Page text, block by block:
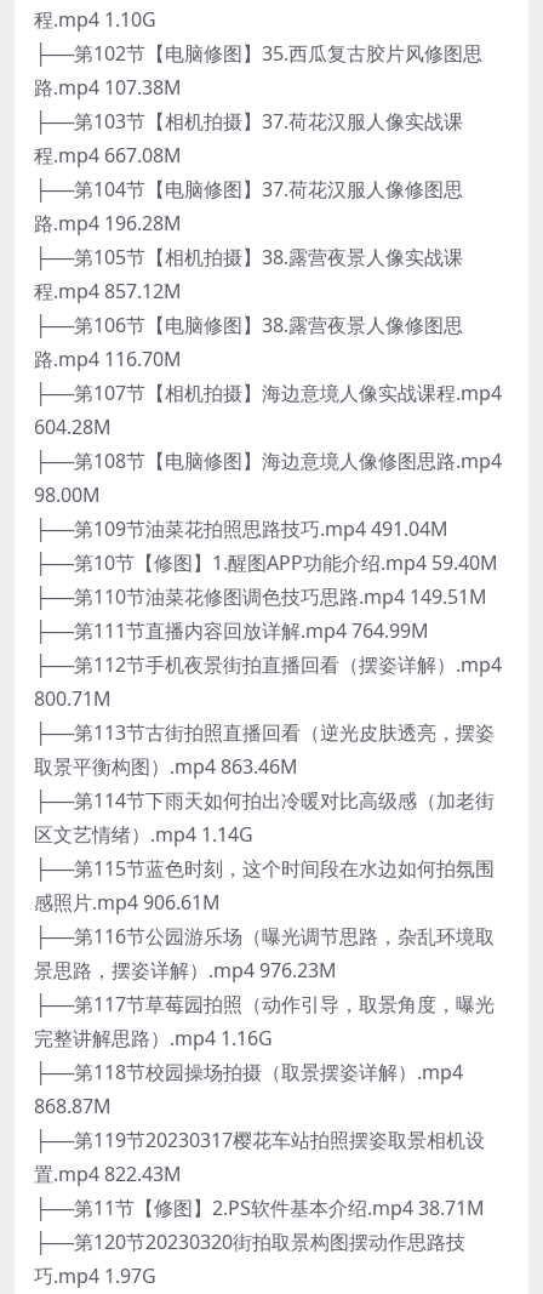
程.mp4 1.10G
├──第102节【电脑修图】35.西瓜复古胶片风修图思
路.mp4 107.38M
├──第103节【相机拍摄】37.荷花汉服人像实战课
程.mp4 667.08M
├──第104节【电脑修图】37.荷花汉服人像修图思
路.mp4 196.28M
├──第105节【相机拍摄】38.露营夜景人像实战课
程.mp4 857.12M
├──第106节【电脑修图】38.露营夜景人像修图思
路.mp4 116.70M
├──第107节【相机拍摄】海边意境人像实战课程.mp4
604.28M
├──第108节【电脑修图】海边意境人像修图思路.mp4
98.00M
├──第109节油菜花拍照思路技巧.mp4 491.04M
├──第10节【修图】1.醒图APP功能介绍.mp4 59.40M
├──第110节油菜花修图调色技巧思路.mp4 149.51M
├──第111节直播内容回放详解.mp4 764.99M
├──第112节手机夜景街拍直播回看（摆姿详解）.mp4
800.71M
├──第113节古街拍照直播回看（逆光皮肤透亮，摆姿
取景平衡构图）.mp4 863.46M
├──第114节下雨天如何拍出冷暖对比高级感（加老街
区文艺情绪）.mp4 1.14G
├──第115节蓝色时刻，这个时间段在水边如何拍氛围
感照片.mp4 906.61M
├──第116节公园游乐场（曝光调节思路，杂乱环境取
景思路，摆姿详解）.mp4 976.23M
├──第117节草莓园拍照（动作引导，取景角度，曝光
完整讲解思路）.mp4 1.16G
├──第118节校园操场拍摄（取景摆姿详解）.mp4
868.87M
├──第119节20230317樱花车站拍照摆姿取景相机设
置.mp4 822.43M
├──第11节【修图】2.PS软件基本介绍.mp4 38.71M
├──第120节20230320街拍取景构图摆动作思路技
巧.mp4 1.97G